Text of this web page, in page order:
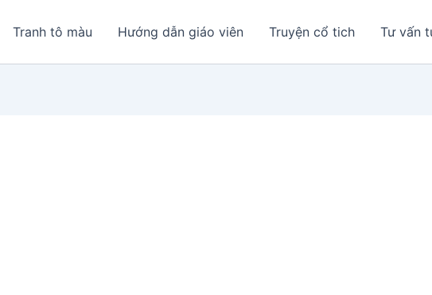
Tranh tô màu Hướng dẫn giáo viên Truyện cổ tich Tư vấn